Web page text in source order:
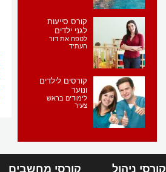
קורס סייעות
לגני ילדים
לטפח את דור
העתיד
קורסים לילדים
ונוער
לימודים בראש
צעיר
קורסי ניהול קורסי מחשבים